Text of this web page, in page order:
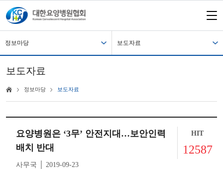
정보마당 보도자료
보도자료
정보마당 보도자료
요양병원은 ‘3무’ 안전지대…보안인력
배치 반대
사무국 │ 2019-09-23
HIT
12587